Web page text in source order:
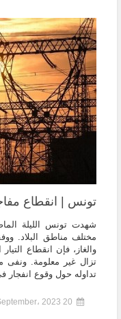
تونس | انقطاع
شهدت تونس الليلة
مختلف مناطق البلاد.
والغاز، فإن انقطاع
تزال غير معلومة. ونفى
تداوله حول وقوع